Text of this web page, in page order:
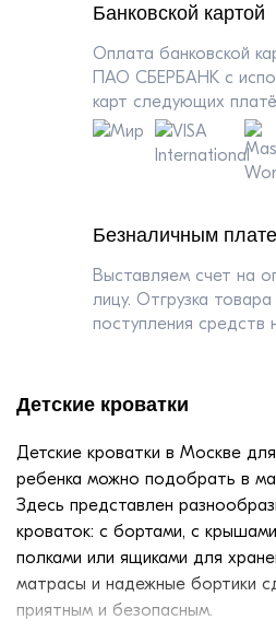
Банковской картой
Оплата банковской
ПАО СБЕРБАНК с
карт следующих
Безналичным
Выставляем счет на
лицу. Отгрузка
поступления средств
предоплатой равной
заказа, остальную
получении в
наложенного
суммы заказа.
Детские кроватки
Детские кроватки в Москве
ребенка можно подобрать в
Здесь представлен
кроваток: с бортами, с
полками или ящиками для
матрасы и надежные бортики
приятным и безопасным.